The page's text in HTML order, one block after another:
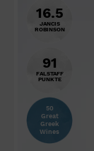
16.5
JANCIS
ROBINSON
91
FALSTAFF
PUNKTE
50
Great
Greek
Wines